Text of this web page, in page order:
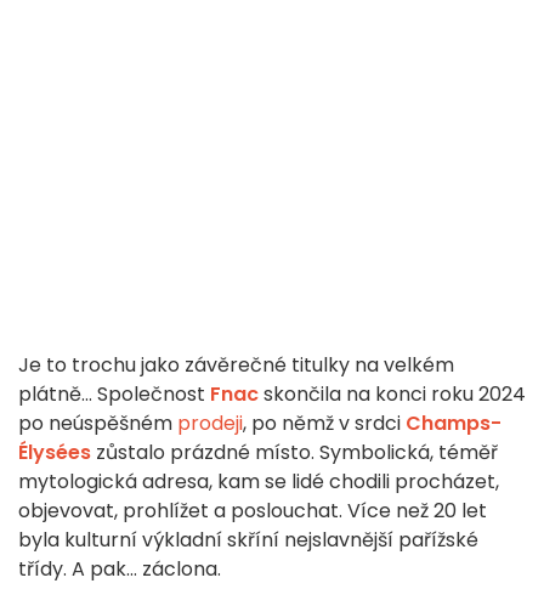
Je to trochu jako závěrečné titulky na velkém
plátně... Společnost Fnacskončila na konci roku 2024
po neúspěšném prodeji, po němž v srdci Champs-
Élysées zůstalo prázdné místo. Symbolická, téměř
mytologická adresa, kam se lidé chodili procházet,
objevovat, prohlížet a poslouchat. Více než 20 let
byla kulturní výkladní skříní nejslavnější pařížské
třídy. A pak... záclona.